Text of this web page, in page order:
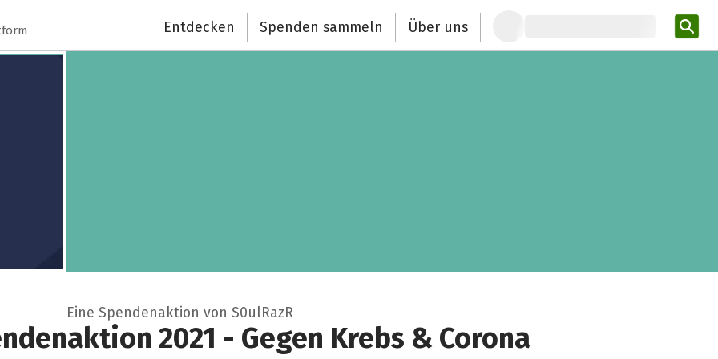
Entdecken Spenden sammeln Über uns
Eine Spendenaktion von S0ulRazR
2021 - Gegen Krebs & Corona